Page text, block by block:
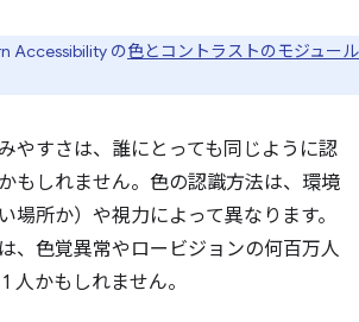
Accessibility の色とコントラストのモジュール
やすさは、誰にとっても同じように認
もしれません。色の認識方法は、環境
場所か）や視力によって異なります。
、色覚異常やロービジョンの何百万人
人かもしれません。